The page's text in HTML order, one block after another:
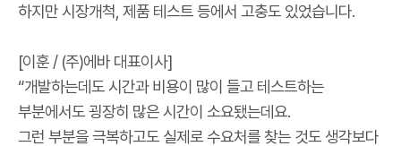
하지만 시장개척, 제품 테스트 등에서 고충도 있었습니다.
[이훈 / (주)에바 대표이사]
“개발하는데도 시간과 비용이 많이 들고 테스트하는
부분에서도 굉장히 많은 시간이 소요됐는데요.
그런 부분을 극복하고도 실제로 수요처를 찾는 것도 생각보다